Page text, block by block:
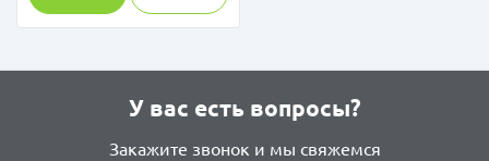
У вас есть вопросы?
Закажите звонок и мы свяжемся